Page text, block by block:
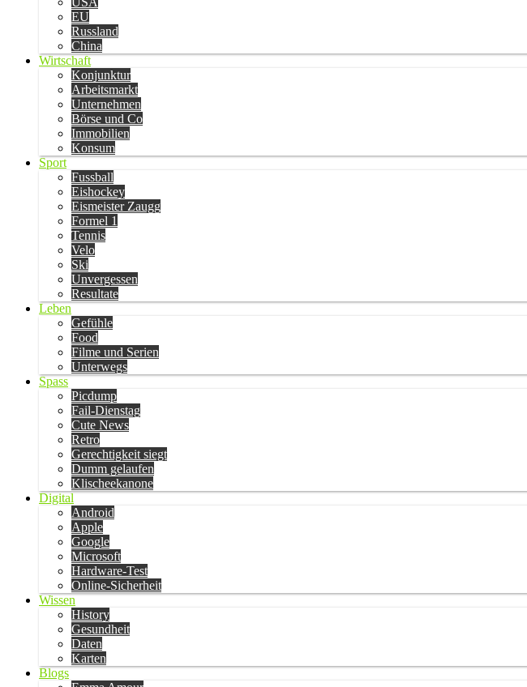
EU
Russland
China
Wirtschaft
Konjunktur
Arbeitsmarkt
Unternehmen
Börse und Co
Immobilien
Konsum
Sport
Fussball
Eishockey
Eismeister Zaugg
Formel 1
Tennis
Velo
Ski
Unvergessen
Resultate
Leben
Gefühle
Food
Filme und Serien
Unterwegs
Spass
Picdump
Fail-Dienstag
Cute News
Retro
Gerechtigkeit siegt
Dumm gelaufen
Klischeekanone
Digital
Android
Apple
Google
Microsoft
Hardware-Test
Online-Sicherheit
Wissen
History
Gesundheit
Daten
Karten
Blogs